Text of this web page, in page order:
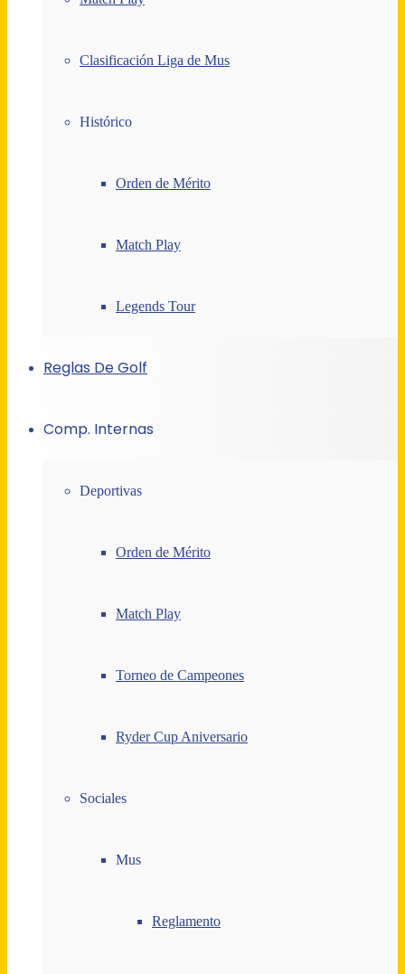
Clasificación Liga de Mus
Histórico
Orden de Mérito
Match Play
Legends Tour
Reglas De Golf
Comp. Internas
Deportivas
Orden de Mérito
Match Play
Torneo de Campeones
Ryder Cup Aniversario
Sociales
Mus
Reglamento